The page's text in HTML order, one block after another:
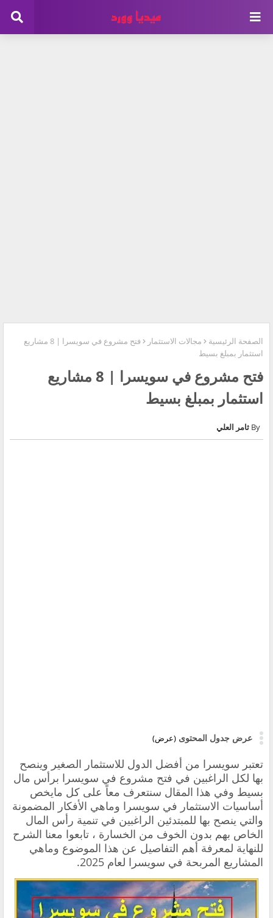
الصفحة الرئيسية مجالات الاستثمار
فتح مشروع في سويسرا | 8 مشاريع
استثمار بمبلغ بسيط
فتح مشروع في سويسرا | 8 مشاريع
استثمار بمبلغ بسيط
ثامر العلي
عرض جدول المحتوى (عرض)
تعتبر سويسرا من أفضل الدول للاستثمار الصغير وينصح
بها لكل الراغبين في فتح مشروع في سويسرا برأس مال
بسيط وفي هذا المقال سنتعرف معاً على كل مايخص
أساسيات الاستثمار في سويسرا وماهي الأفكار المضمونة
والتي ينصح بها للمبتدئين الراغبين في تنمية رأس المال
الخاص بهم بدون الخوف من الخسارة ، تابعوا معنا الشرح
للنهاية لمعرفة أهم التفاصيل عن هذا الموضوع وماهي
المشاريع المربحة في سويسرا لعام 2025.